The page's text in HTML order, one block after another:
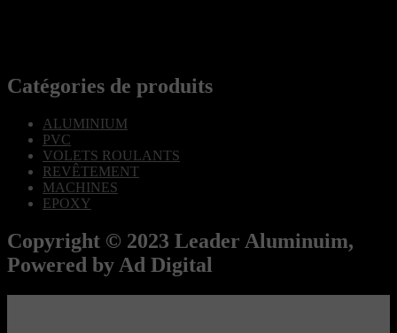
Catégories de produits
ALUMINIUM
PVC
VOLETS ROULANTS
REVÊTEMENT
MACHINES
EPOXY
Copyright © 2023 Leader Aluminuim,
Powered by Ad Digital